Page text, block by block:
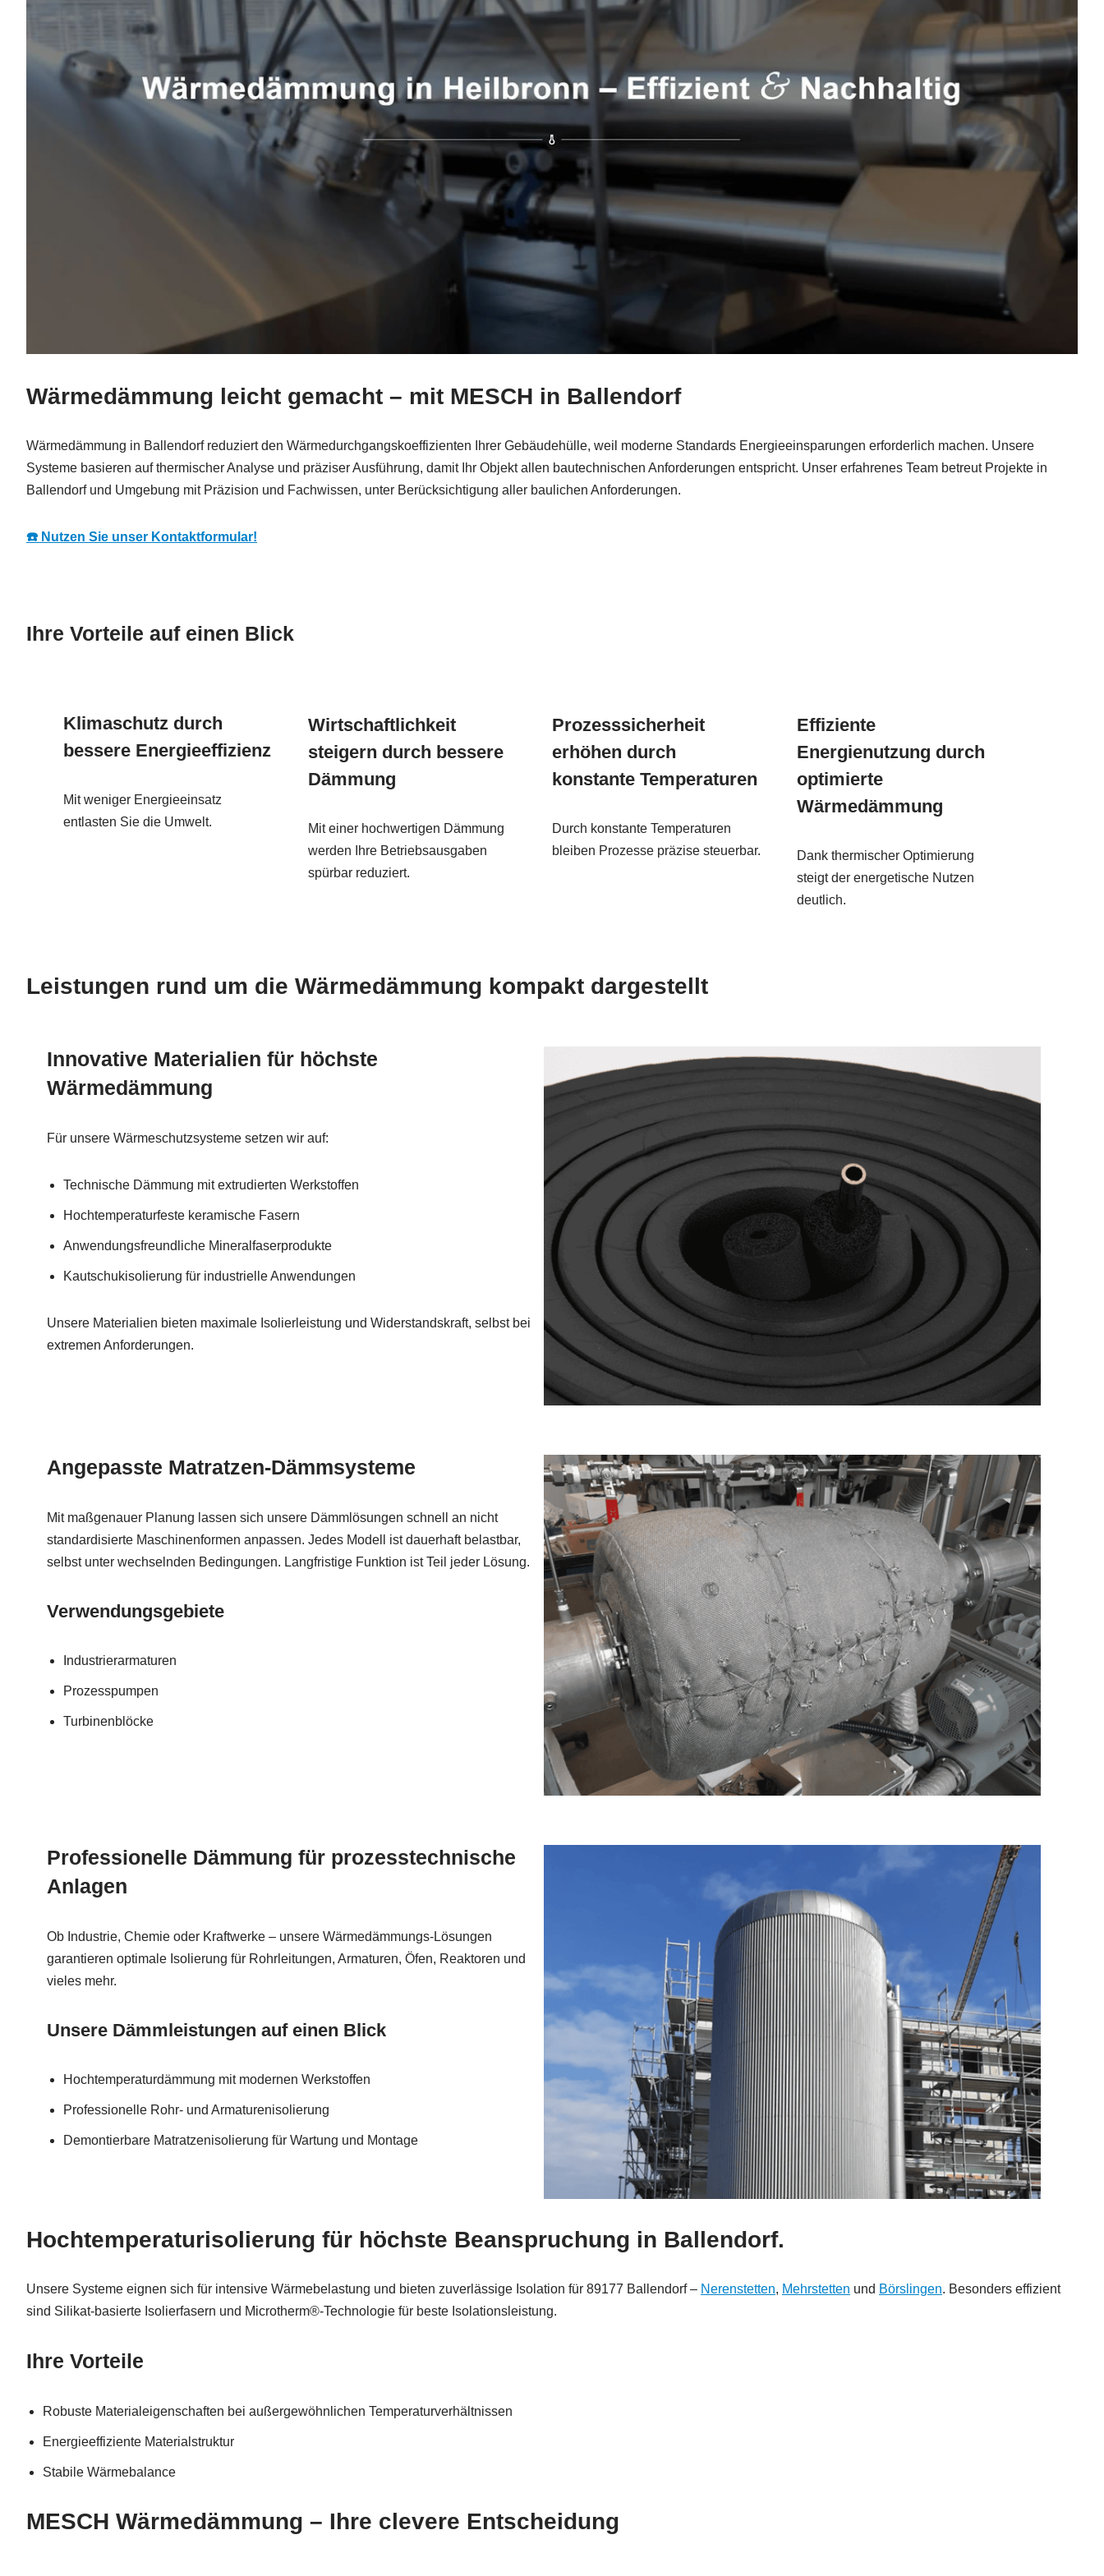
Wärmedämmung leicht gemacht – mit MESCH in Ballendorf
Wärmedämmung in Ballendorf reduziert den Wärmedurchgangskoeffizienten Ihrer Gebäudehülle, weil moderne Standards Energieeinsparungen erforderlich machen. Unsere
Systeme basieren auf thermischer Analyse und präziser Ausführung, damit Ihr Objekt allen bautechnischen Anforderungen entspricht. Unser erfahrenes Team betreut Projekte in
Ballendorf und Umgebung mit Präzision und Fachwissen, unter Berücksichtigung aller baulichen Anforderungen.
☎️ Nutzen Sie unser Kontaktformular!
Ihre Vorteile auf einen Blick
Klimaschutz durch
bessere Energieeffizienz
Mit weniger Energieeinsatz
entlasten Sie die Umwelt.
Wirtschaftlichkeit
steigern durch bessere
Dämmung
Mit einer hochwertigen Dämmung
werden Ihre Betriebsausgaben
spürbar reduziert.
Prozesssicherheit
erhöhen durch
konstante Temperaturen
Durch konstante Temperaturen
bleiben Prozesse präzise steuerbar.
Effiziente
Energienutzung durch
optimierte
Wärmedämmung
Dank thermischer Optimierung
steigt der energetische Nutzen
deutlich.
Leistungen rund um die Wärmedämmung kompakt dargestellt
Innovative Materialien für höchste
Wärmedämmung
Für unsere Wärmeschutzsysteme setzen wir auf:
Technische Dämmung mit extrudierten Werkstoffen
Hochtemperaturfeste keramische Fasern
Anwendungsfreundliche Mineralfaserprodukte
Kautschukisolierung für industrielle Anwendungen
Unsere Materialien bieten maximale Isolierleistung und Widerstandskraft, selbst bei
extremen Anforderungen.
Angepasste Matratzen-Dämmsysteme
Mit maßgenauer Planung lassen sich unsere Dämmlösungen schnell an nicht
standardisierte Maschinenformen anpassen. Jedes Modell ist dauerhaft belastbar,
selbst unter wechselnden Bedingungen. Langfristige Funktion ist Teil jeder Lösung.
Verwendungsgebiete
Industrierarmaturen
Prozesspumpen
Turbinenblöcke
Professionelle Dämmung für prozesstechnische
Anlagen
Ob Industrie, Chemie oder Kraftwerke – unsere Wärmedämmungs-Lösungen
garantieren optimale Isolierung für Rohrleitungen, Armaturen, Öfen, Reaktoren und
vieles mehr.
Unsere Dämmleistungen auf einen Blick
Hochtemperaturdämmung mit modernen Werkstoffen
Professionelle Rohr- und Armaturenisolierung
Demontierbare Matratzenisolierung für Wartung und Montage
Hochtemperaturisolierung für höchste Beanspruchung in Ballendorf.
Unsere Systeme eignen sich für intensive Wärmebelastung und bieten zuverlässige Isolation für 89177 Ballendorf – Nerenstetten, Mehrstetten und Börslingen. Besonders effizient
sind Silikat-basierte Isolierfasern und Microtherm®-Technologie für beste Isolationsleistung.
Ihre Vorteile
Robuste Materialeigenschaften bei außergewöhnlichen Temperaturverhältnissen
Energieeffiziente Materialstruktur
Stabile Wärmebalance
MESCH Wärmedämmung – Ihre clevere Entscheidung